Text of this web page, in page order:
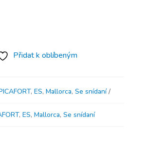
Přidat k oblíbeným
, ES, Mallorca, Se snídaní
, ES, Mallorca, Se snídaní